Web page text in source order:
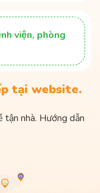
viện, phòng
tại website.
tận nhà. Hướng dẫn